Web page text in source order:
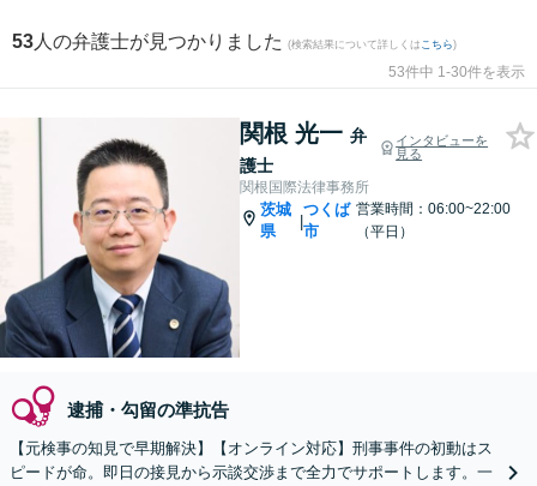
53 人の弁護士が見つかりました (検索結果について詳しくは こちら)
53件中 1-30件を表示
関根 光一 弁
護士
インタビューを
見る
関根国際法律事務所
茨城
県
|
つくば
市
営業時間：06:00~22:00
（平日）
逮捕・勾留の準抗告
【元検事の知見で早期解決】【オンライン対応】刑事事件の初動はス
ピードが命。即日の接見から示談交渉まで全力でサポートします。一